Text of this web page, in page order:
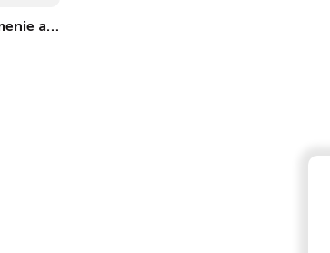
TalkFlow • Dizajn, umenie a kreativita • detaility